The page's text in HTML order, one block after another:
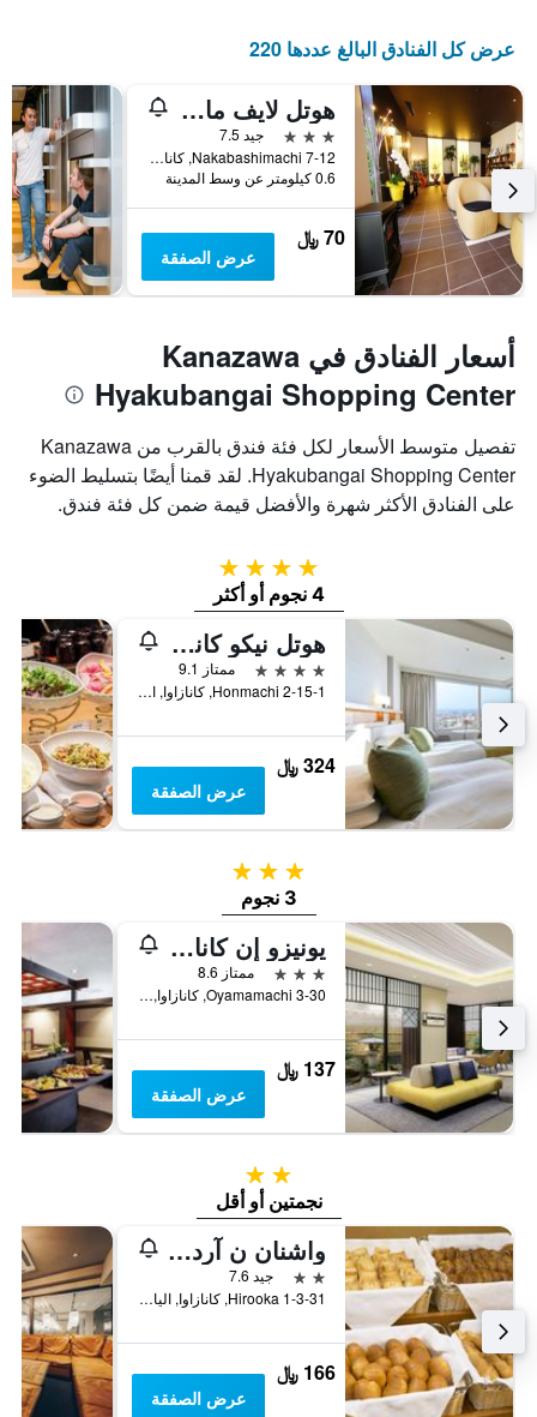
عرض كل الفنادق البالغ عددها 220
هوتل لايف ماكس كانازاوا إكيماي
3 نجوم
جيد 7.5
7-12 Nakabashimachi, كانازاوا, اليابان
0.6 كيلومتر عن وسط المدينة
70 ﷼
عرض الصفقة
أسعار الفنادق في Kanazawa
Hyakubangai Shopping Center
تفصيل متوسط الأسعار لكل فئة فندق بالقرب من Kanazawa
Hyakubangai Shopping Center. لقد قمنا أيضًا بتسليط الضوء
على الفنادق الأكثر شهرة والأفضل قيمة ضمن كل فئة فندق.
4 نجوم
4 نجوم أو أكثر
هوتل نيكو كانازاوا
4 نجوم
ممتاز 9.1
2-15-1 Honmachi, كانازاوا, اليابان
324 ﷼
عرض الصفقة
3 نجوم
3 نجوم
يونيزو إن كانازاوا هياكومانجوكو دوري
3 نجوم
ممتاز 8.6
3-30 Oyamamachi, كانازاوا, اليابان
137 ﷼
عرض الصفقة
2 نجمتين
نجمتين أو أقل
واشنان ن آردابي ي وتل كانازاوا إكي نيشيغوتشي
2 نجمتين
جيد 7.6
1-3-31 Hirooka, كانازاوا, اليابان
166 ﷼
عرض الصفقة